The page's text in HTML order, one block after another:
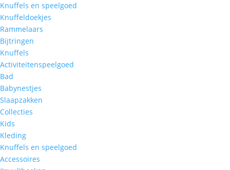
Knuffels en speelgoed
Knuffeldoekjes
Rammelaars
Bijtringen
Knuffels
Activiteitenspeelgoed
Bad
Babynestjes
Slaapzakken
Collecties
Kids
Kleding
Knuffels en speelgoed
Accessoires